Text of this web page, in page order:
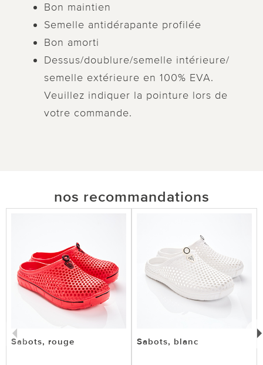
Bon maintien
Semelle antidérapante profilée
Bon amorti
Dessus/doublure/semelle intérieure/
semelle extérieure en 100% EVA.
Veuillez indiquer la pointure lors de
votre commande.
nos recommandations
Sabots, rouge Sabots, blanc